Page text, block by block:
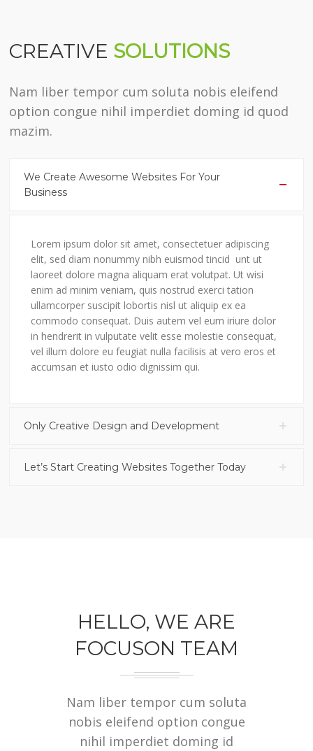
CREATIVE SOLUTIONS
Nam liber tempor cum soluta nobis eleifend
option congue nihil imperdiet doming id quod
mazim.
We Create Awesome Websites For Your
Business
Lorem ipsum dolor sit amet, consectetuer adipiscing
elit, sed diam nonummy nibh euismod tincid unt ut
laoreet dolore magna aliquam erat volutpat. Ut wisi
enim ad minim veniam, quis nostrud exerci tation
ullamcorper suscipit lobortis nisl ut aliquip ex ea
commodo consequat. Duis autem vel eum iriure dolor
in hendrerit in vulputate velit esse molestie consequat,
vel illum dolore eu feugiat nulla facilisis at vero eros et
accumsan et iusto odio dignissim qui.
Only Creative Design and Development
Let’s Start Creating Websites Together Today
HELLO, WE ARE
FOCUSON TEAM
Nam liber tempor cum soluta
nobis eleifend option congue
nihil imperdiet doming id